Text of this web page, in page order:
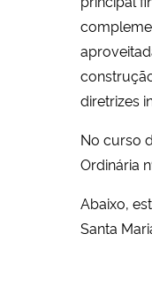
diretrizes
No curso
Ordinária
Abaixo,
Santa